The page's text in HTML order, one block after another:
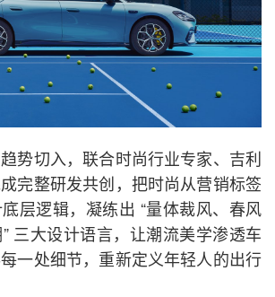
势切入，联合时尚行业专家、吉利
完整研发共创，把时尚从营销标签
层逻辑，凝练出 “量体裁风、春风
三大设计语言，让潮流美学渗透车
一处细节，重新定义年轻人的出行